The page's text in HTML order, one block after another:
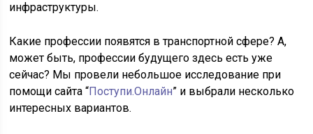
инфраструктуры.
Какие профессии появятся в транспортной сфере? А,
может быть, профессии будущего здесь есть уже
сейчас? Мы провели небольшое исследование при
помощи сайта “Поступи.Онлайн” и выбрали несколько
интересных вариантов.